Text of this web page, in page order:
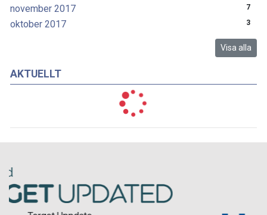
november 2017 7
oktober 2017 3
Visa alla
AKTUELLT